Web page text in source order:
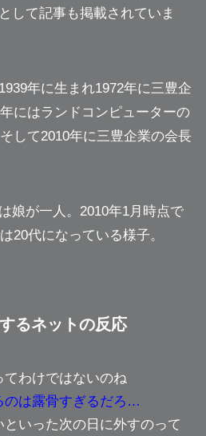
して記事も掲載されていま
年に生まれ1972年に三豊企
にはランドコンピューターの
して2010年に三豊企業の会長
娘が一人。2010年1月時点で
20代になっている様子。
るネットの反応
てわけではないのね
のは露骨すぎるだろ…
いった次の日に外すのって